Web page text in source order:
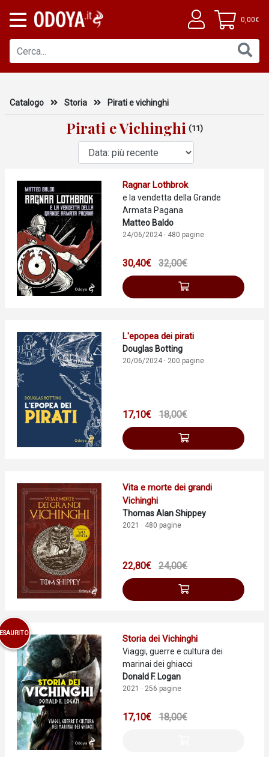
0,00€
Catalogo Storia Pirati e vichinghi
Pirati e Vichinghi (11)
Ragnar Lothbrok
e la vendetta della Grande
Armata Pagana
Matteo Baldo
24/06/2024 · 480 pagine
30,40€ 32,00€
L'epopea dei pirati
Douglas Botting
20/06/2024 · 200 pagine
17,10€ 18,00€
Vita e morte dei grandi
Vichinghi
Thomas Alan Shippey
2021 · 480 pagine
22,80€ 24,00€
ESAURITO
Storia dei Vichinghi
Viaggi, guerre e cultura dei
marinai dei ghiacci
Donald F. Logan
2021 · 256 pagine
17,10€ 18,00€